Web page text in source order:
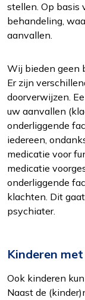
Alleen de
de inhoud van
Ook de
zien of wij de
Interesses
Om het
stemmen op
stellen. Op basis
behandeling,
aanvallen.
Wij bieden geen
Er zijn
doorverwijzen.
uw aanvallen
onderliggende
iedereen,
medicatie voor
medicatie
onderliggende
klachten. Dit
psychiater.
Kinderen
Ook kinderen
Naast de